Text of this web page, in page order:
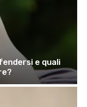
e quali